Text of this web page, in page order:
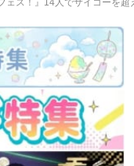
ェス！』14人でサイコーを